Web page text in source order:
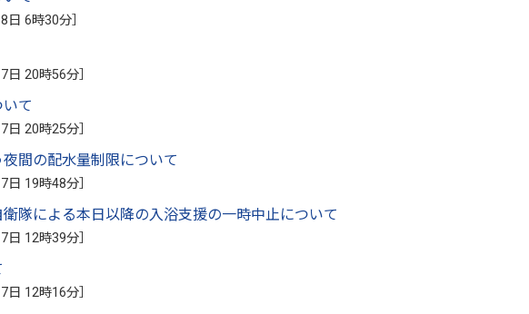
日 6時30分
日 20時56分
て
日 20時25分
間の配水量制限について
日 19時48分
隊による本日以降の入浴支援の一時中止について
日 12時39分
日 12時16分
イトTOP
来の森ミュージアム